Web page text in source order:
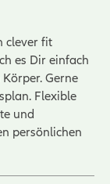
clever fit
es Dir einfach
Gerne
Flexible
und
persönlichen